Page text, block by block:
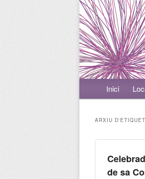
Menú principalAneu al
Aneu al
Inici
ARXIU
de sa